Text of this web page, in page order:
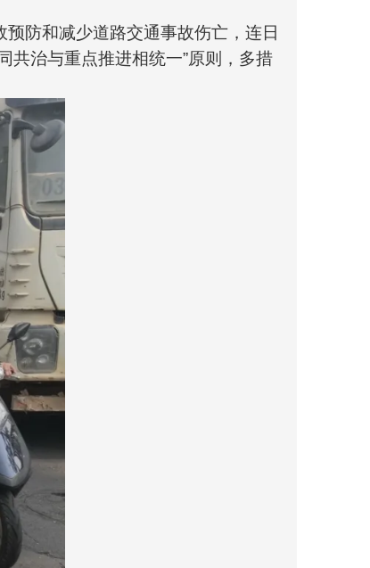
防和减少道路交通事故伤亡，连日
共治与重点推进相统一”原则，多措